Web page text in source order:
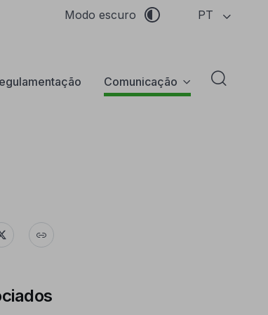
Modo escuro PT
Comunicação Abrir